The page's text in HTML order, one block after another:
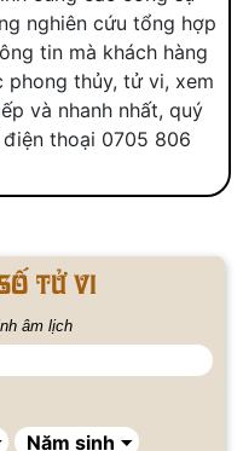
nghiên cứu tổng hợp
tin mà khách hàng
thủy, tử vi, xem
và nhanh nhất, quý
thoại 0705 806
tử vi
âm lịch